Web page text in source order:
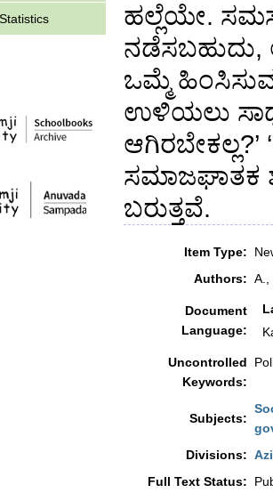
ಹಲ್ಲೆಯೇ.
ನಡೆಸಬಹುದು,
ಒಮ್ಮೆ
ಉಳಿಯಲು
ಸಮಾಜಘಾತಕ
ಬರುತ್ತವೆ.
Item Type:
Authors: A.,
Document
Language:
Uncontrolled
Keywords:
Subjects:
Divisions:
Full Text Status: